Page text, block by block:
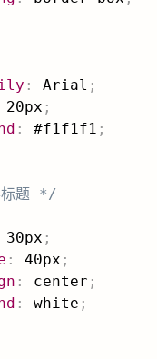
: Arial ;
20px ;
: #f1f1f1 ;
题 */
30px ;
: 40px ;
: center ;
: white ;